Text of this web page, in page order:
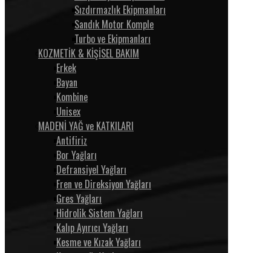
Sızdırmazlık Ekipmanları
Sandık Motor Komple
Turbo ve Ekipmanları
KOZMETİK & KİŞİSEL BAKIM
Erkek
Bayan
Kombine
Unisex
MADENİ YAĞ ve KATKILARI
Antifiriz
Bor Yağları
Defransiyel Yağları
Fren ve Direksiyon Yağları
Gres Yağları
Hidrolik Sistem Yağları
Kalıp Ayırıcı Yağları
Kesme ve Kızak Yağları